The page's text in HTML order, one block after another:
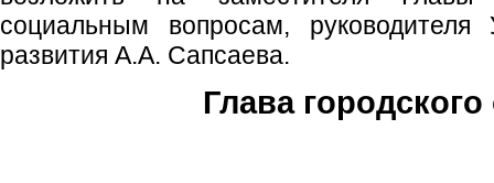
социальным вопросам, руководителя
развития А.А. Сапсаева.
Глава городского